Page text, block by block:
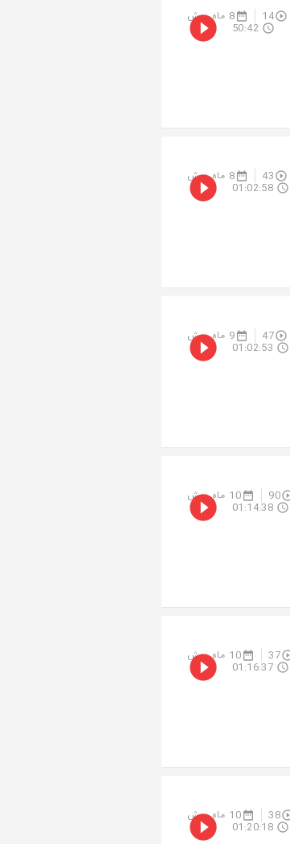
14 8 ماه پیش
50:42
43 8 ماه پیش
01:02:58
47 9 ماه پیش
01:02:53
90 10 ماه پیش
01:14:38
37 10 ماه پیش
01:16:37
38 10 ماه پیش
01:20:18